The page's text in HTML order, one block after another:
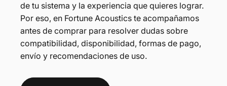
de tu sistema y la experiencia que quieres lograr.
Por eso, en Fortune Acoustics te acompañamos
antes de comprar para resolver dudas sobre
compatibilidad, disponibilidad, formas de pago,
envío y recomendaciones de uso.